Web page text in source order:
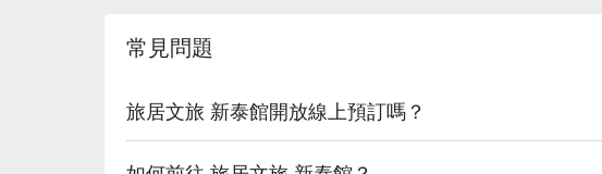
常見問題
旅居文旅 新泰館開放線上預訂嗎？